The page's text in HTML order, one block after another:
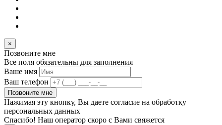
×
Позвоните мне
Все поля обязательны для заполнения
Ваше имя
Ваш телефон
Позвоните мне
Нажимая эту кнопку, Вы даете согласие на обработку
персональных данных
Спасибо! Наш оператор скоро с Вами свяжется